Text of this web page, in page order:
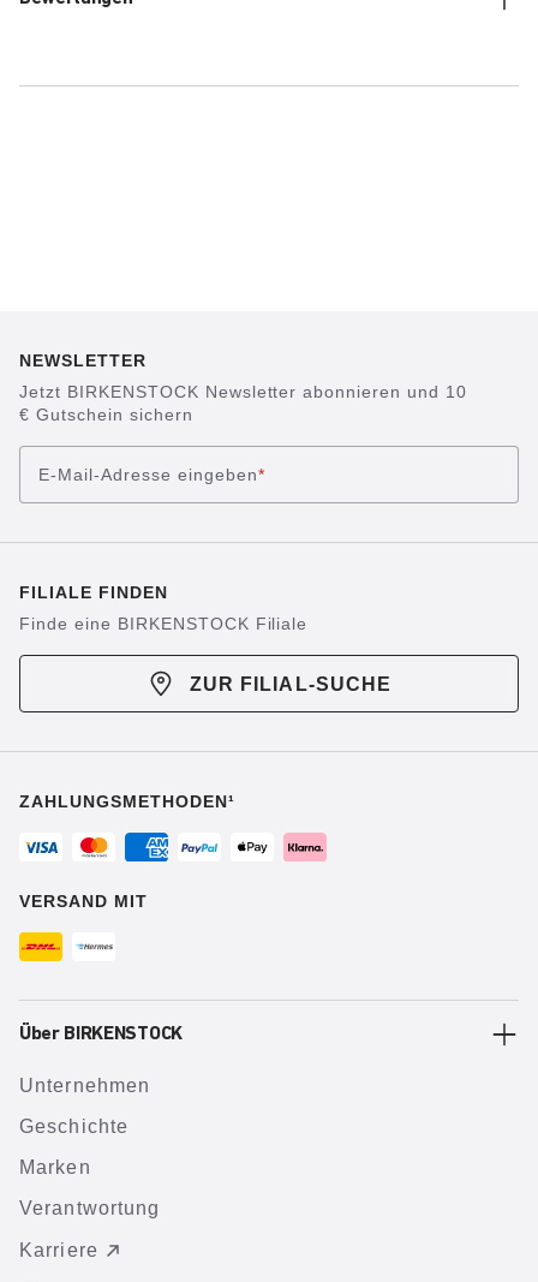
NEWSLETTER
Jetzt BIRKENSTOCK Newsletter abonnieren und 10
€ Gutschein sichern
E-Mail-Adresse eingeben*
FILIALE FINDEN
Finde eine BIRKENSTOCK Filiale
ZUR FILIAL-SUCHE
ZAHLUNGSMETHODEN¹
VERSAND MIT
Über BIRKENSTOCK
Unternehmen
Geschichte
Marken
Verantwortung
Karriere